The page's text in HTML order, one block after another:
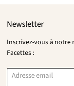
Newsletter
Inscrivez-vous à
Facettes :
Adresse email